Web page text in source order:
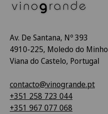
Av. De Santana, Nº 393
4910-225, Moledo do Minho
Viana do Castelo, Portugal
contacto@vinogrande.pt
+351 258 723 044
+351 967 077 068